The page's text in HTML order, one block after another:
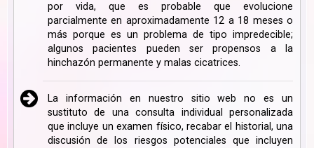
por vida, que es probable que evolucione
parcialmente en aproximadamente 12 a 18 meses o
más porque es un problema de tipo impredecible;
algunos pacientes pueden ser propensos a la
hinchazón permanente y malas cicatrices.
La información en nuestro sitio web no es un
sustituto de una consulta individual personalizada
que incluye un examen físico, recabar el historial, una
discusión de los riesgos potenciales que incluyen